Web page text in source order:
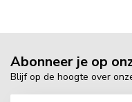
Abonneer je op
Blijf op de hoogte over